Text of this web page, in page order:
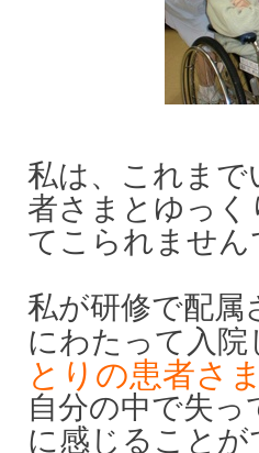
私は、これまで
者さまとゆっ
てこられません
私が研修で配属
にわたって入
とりの患者さ
自分の中で失
に感じることが